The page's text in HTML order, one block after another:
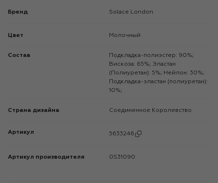
Бренд Solace London
Цвет Молочный
Состав
Подкладка-полиэстер: 90%;
Вискоза: 65%; Эластан
(Полиуретан): 5%; Нейлон: 30%;
Подкладка-эластан (полиуретан):
10%;
Страна дизайна Соединенное Королевство
Артикул 5633246
Артикул производителя 0S31090